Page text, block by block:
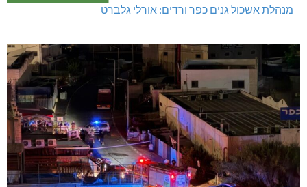
מנהלת אשכול גנים כפר ורדים: אורלי גלברט